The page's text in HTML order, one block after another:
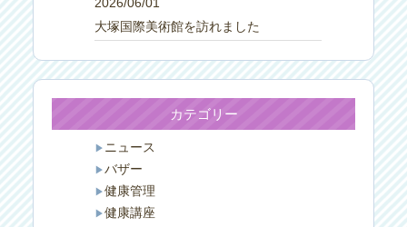
大塚国際美術館を訪れました
カテゴリー
ニュース
バザー
健康管理
健康講座